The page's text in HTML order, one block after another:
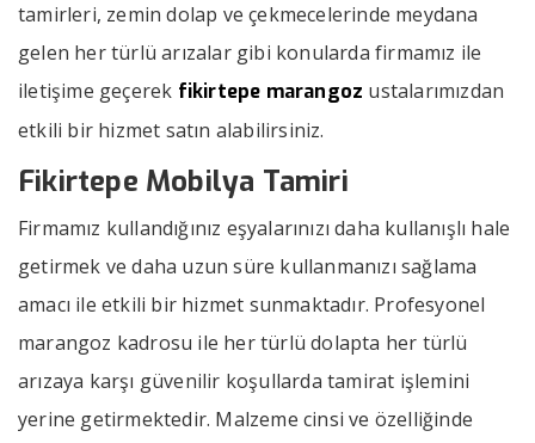
tamirleri, zemin dolap ve çekmecelerinde meydana
gelen her türlü arızalar gibi konularda firmamız ile
iletişime geçerek fikirtepe marangoz ustalarımızdan
etkili bir hizmet satın alabilirsiniz.
Fikirtepe Mobilya Tamiri
Firmamız kullandığınız eşyalarınızı daha kullanışlı hale
getirmek ve daha uzun süre kullanmanızı sağlama
amacı ile etkili bir hizmet sunmaktadır. Profesyonel
marangoz kadrosu ile her türlü dolapta her türlü
arızaya karşı güvenilir koşullarda tamirat işlemini
yerine getirmektedir. Malzeme cinsi ve özelliğinde